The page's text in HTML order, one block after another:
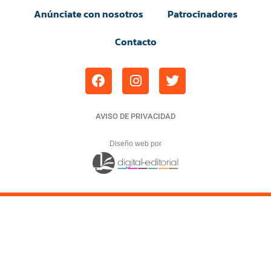
Anúnciate con nosotros
Patrocinadores
Contacto
AVISO DE PRIVACIDAD
Diseño web por